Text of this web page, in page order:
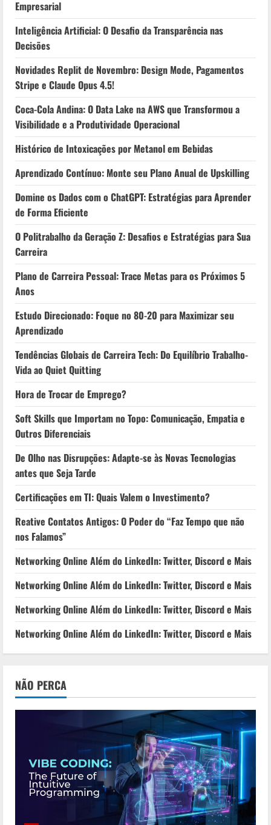
Empresarial
Inteligência Artificial: O Desafio da Transparência nas
Decisões
Novidades Replit de Novembro: Design Mode, Pagamentos
Stripe e Claude Opus 4.5!
Coca-Cola Andina: O Data Lake na AWS que Transformou a
Visibilidade e a Produtividade Operacional
Histórico de Intoxicações por Metanol em Bebidas
Aprendizado Contínuo: Monte seu Plano Anual de Upskilling
Domine os Dados com o ChatGPT: Estratégias para Aprender
de Forma Eficiente
O Politrabalho da Geração Z: Desafios e Estratégias para Sua
Carreira
Plano de Carreira Pessoal: Trace Metas para os Próximos 5
Anos
Estudo Direcionado: Foque no 80-20 para Maximizar seu
Aprendizado
Tendências Globais de Carreira Tech: Do Equilíbrio Trabalho-
Vida ao Quiet Quitting
Hora de Trocar de Emprego?
Soft Skills que Importam no Topo: Comunicação, Empatia e
Outros Diferenciais
De Olho nas Disrupções: Adapte-se às Novas Tecnologias
antes que Seja Tarde
Certificações em TI: Quais Valem o Investimento?
Reative Contatos Antigos: O Poder do “Faz Tempo que não
nos Falamos”
Networking Online Além do LinkedIn: Twitter, Discord e Mais
Networking Online Além do LinkedIn: Twitter, Discord e Mais
Networking Online Além do LinkedIn: Twitter, Discord e Mais
Networking Online Além do LinkedIn: Twitter, Discord e Mais
NÃO PERCA